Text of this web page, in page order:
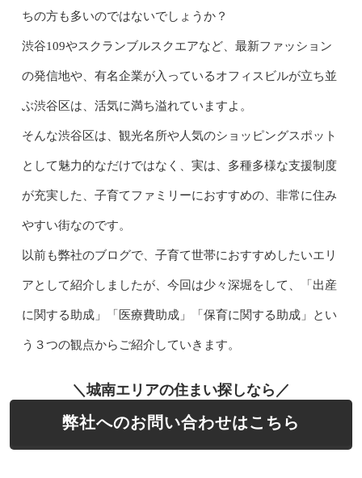
ちの方も多いのではないでしょうか？
渋谷109やスクランブルスクエアなど、最新ファッション
の発信地や、有名企業が入っているオフィスビルが立ち並
ぶ渋谷区は、活気に満ち溢れていますよ。
そんな渋谷区は、観光名所や人気のショッピングスポット
として魅力的なだけではなく、実は、多種多様な支援制度
が充実した、子育てファミリーにおすすめの、非常に住み
やすい街なのです。
以前も弊社のブログで、子育て世帯におすすめしたいエリ
アとして紹介しましたが、今回は少々深堀をして、「出産
に関する助成」「医療費助成」「保育に関する助成」とい
う３つの観点からご紹介していきます。
＼城南エリアの住まい探しなら／
弊社へのお問い合わせはこちら